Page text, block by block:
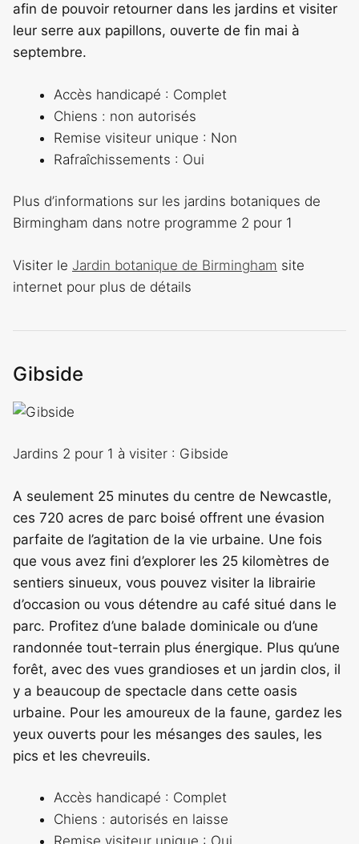
afin de pouvoir retourner dans les jardins et visiter
leur serre aux papillons, ouverte de fin mai à
septembre.
Accès handicapé : Complet
Chiens : non autorisés
Remise visiteur unique : Non
Rafraîchissements : Oui
Plus d’informations sur les jardins botaniques de
Birmingham dans notre programme 2 pour 1
Visiter le Jardin botanique de Birmingham site
internet pour plus de détails
Gibside
Jardins 2 pour 1 à visiter : Gibside
A seulement 25 minutes du centre de Newcastle,
ces 720 acres de parc boisé offrent une évasion
parfaite de l’agitation de la vie urbaine. Une fois
que vous avez fini d’explorer les 25 kilomètres de
sentiers sinueux, vous pouvez visiter la librairie
d’occasion ou vous détendre au café situé dans le
parc. Profitez d’une balade dominicale ou d’une
randonnée tout-terrain plus énergique. Plus qu’une
forêt, avec des vues grandioses et un jardin clos, il
y a beaucoup de spectacle dans cette oasis
urbaine. Pour les amoureux de la faune, gardez les
yeux ouverts pour les mésanges des saules, les
pics et les chevreuils.
Accès handicapé : Complet
Chiens : autorisés en laisse